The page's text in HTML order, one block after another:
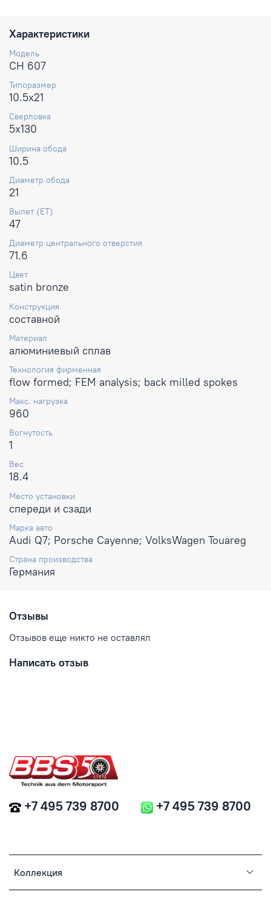
Характеристики
Модель
CH 607
Типоразмер
10.5x21
Сверловка
5x130
Ширина обода
10.5
Диаметр обода
21
Вылет (ET)
47
Диаметр центрального отверстия
71.6
Цвет
satin bronze
Конструкция
составной
Материал
алюминиевый сплав
Технология фирменная
flow formed; FEM analysis; back milled spokes
Макс. нагрузка
960
Вогнутость
1
Вес
18.4
Место установки
спереди и сзади
Марка авто
Audi Q7; Porsche Cayenne; VolksWagen Touareg
Страна производства
Германия
Отзывы
Отзывов еще никто не оставлял
Написать отзыв
Коллекция
+7 495 739 8700 +7 495 739 8700